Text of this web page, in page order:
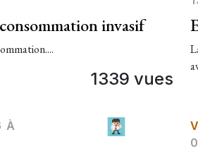
invasif
1339 vues
À